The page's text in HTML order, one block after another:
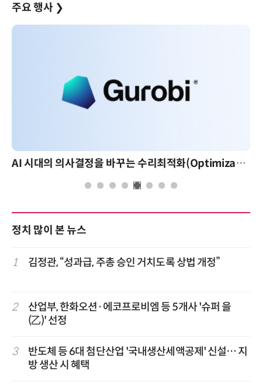
주요 행사 ❯
AI 시대의 의사결정을 바꾸는 수리최적화(Optimization): 실제 산업 적용 사례와 활용 전략
정치 많이 본 뉴스
1 김정관, “성과급, 주총 승인 거치도록 상법 개정”
2
산업부, 한화오션·에코프로비엠 등 5개사 '슈퍼 을
(乙)' 선정
3
반도체 등 6대 첨단산업 '국내생산세액공제' 신설… 지
방 생산 시 혜택